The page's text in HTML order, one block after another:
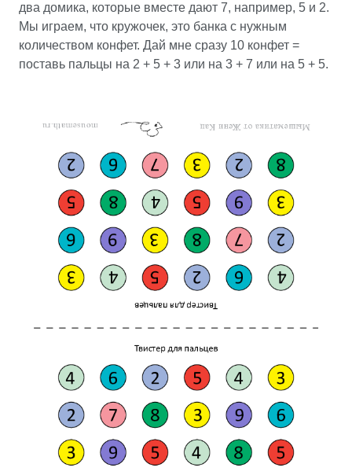
два домика, которые вместе дают 7, например, 5 и 2.
Мы играем, что кружочек, это банка с нужным
количеством конфет. Дай мне сразу 10 конфет =
поставь пальцы на 2 + 5 + 3 или на 3 + 7 или на 5 + 5.